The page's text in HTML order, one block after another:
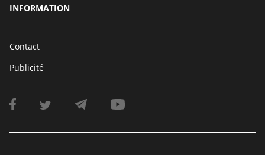
INFORMATION
Contact
Publicité